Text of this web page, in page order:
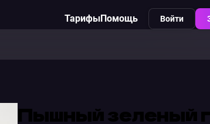
ТарифыПомощь Войти
Пышный зеленый